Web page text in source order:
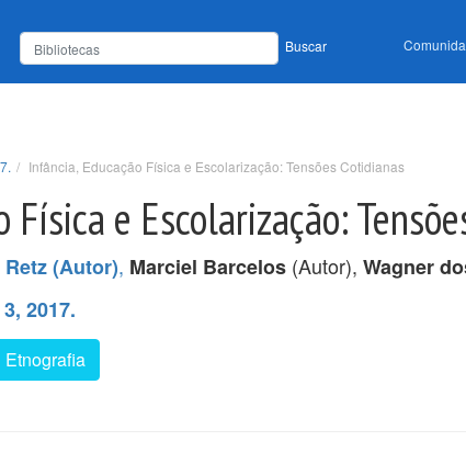
Buscar
Infância, Educação Física e Escolarização: Tensões Cotidianas
Física e Escolarização:
(Autor), Marciel Barcelos (Autor), Wagner
2017.
Etnografia